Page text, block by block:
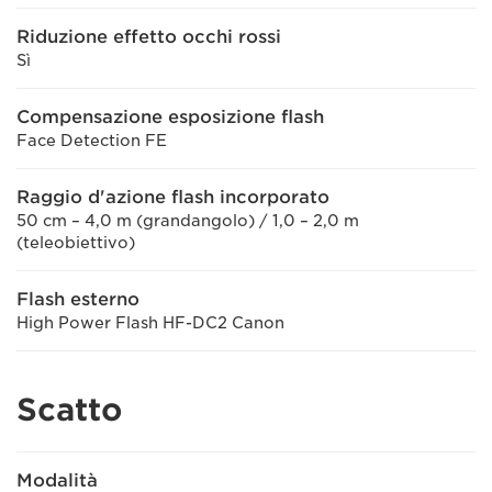
Riduzione effetto occhi rossi
Sì
Compensazione esposizione flash
Face Detection FE
Raggio d'azione flash incorporato
50 cm – 4,0 m (grandangolo) / 1,0 – 2,0 m
(teleobiettivo)
Flash esterno
High Power Flash HF-DC2 Canon
Scatto
Modalità